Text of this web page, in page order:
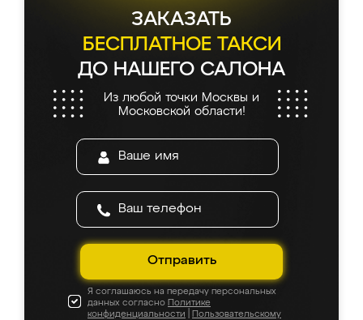
ЗАКАЗАТЬ
БЕСПЛАТНОЕ ТАКСИ
ДО НАШЕГО САЛОНА
Из любой точки Москвы и
Московской области!
Отправить
Я соглашаюсь на передачу персональных
данных согласно Политике
конфиденциальности
Пользовательскому